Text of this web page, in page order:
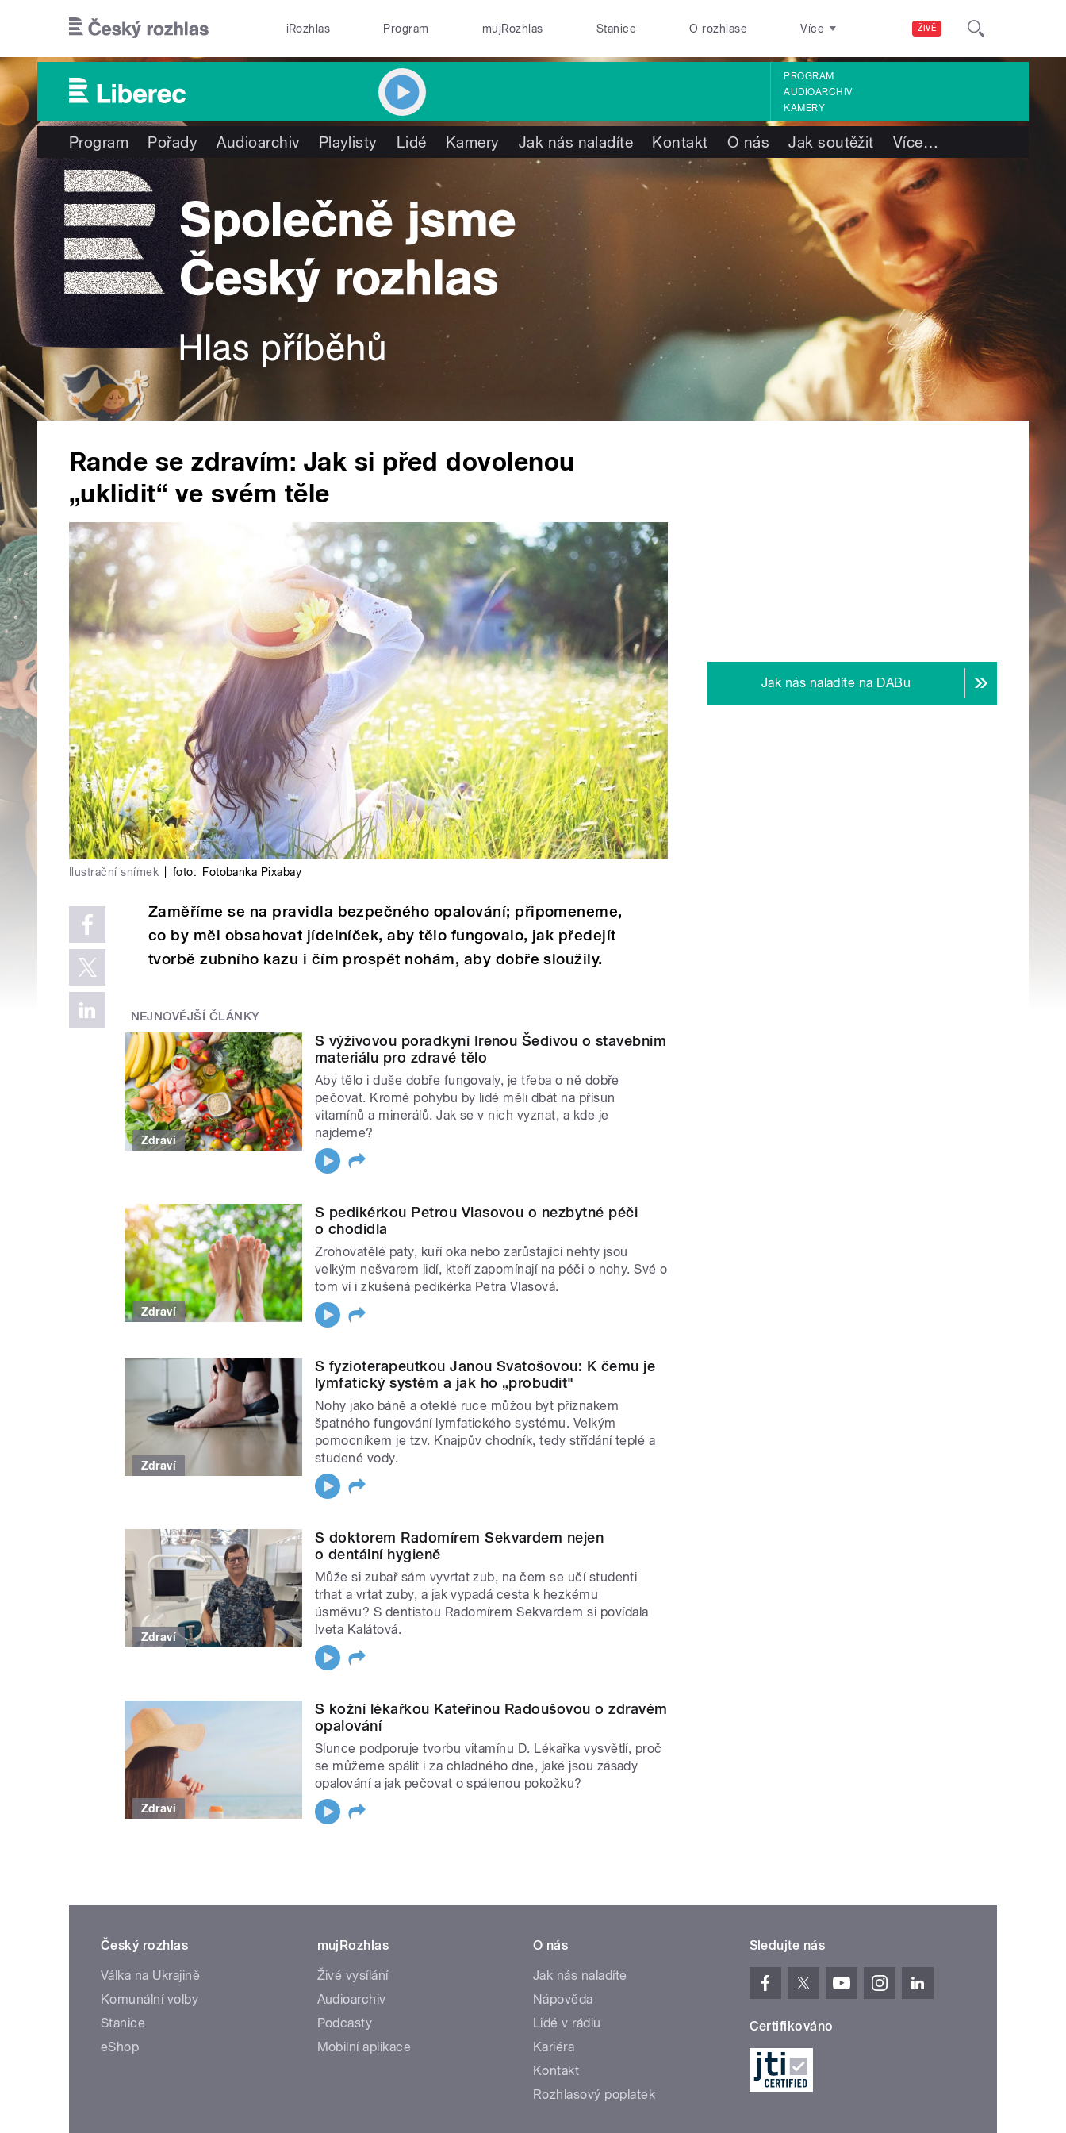
ŽIVĚ
iRozhlas Program mujRozhlas Stanice O rozhlase Více
PROGRAM
AUDIOARCHIV
KAMERY
Program Pořady Audioarchiv Playlisty Lidé Kamery Jak nás naladíte Kontakt O nás Jak soutěžit Více…
Rande se zdravím: Jak si před dovolenou
„uklidit“ ve svém těle
Ilustrační snímek foto: Fotobanka Pixabay
Zaměříme se na pravidla bezpečného opalování; připomeneme,
co by měl obsahovat jídelníček, aby tělo fungovalo, jak předejít
tvorbě zubního kazu i čím prospět nohám, aby dobře sloužily.
NEJNOVĚJŠÍ ČLÁNKY
Zdraví
S výživovou poradkyní Irenou Šedivou o stavebním
materiálu pro zdravé tělo
Aby tělo i duše dobře fungovaly, je třeba o ně dobře
pečovat. Kromě pohybu by lidé měli dbát na přísun
vitamínů a minerálů. Jak se v nich vyznat, a kde je
najdeme?
Zdraví
S pedikérkou Petrou Vlasovou o nezbytné péči
o chodidla
Zrohovatělé paty, kuří oka nebo zarůstající nehty jsou
velkým nešvarem lidí, kteří zapomínají na péči o nohy. Své o
tom ví i zkušená pedikérka Petra Vlasová.
Zdraví
S fyzioterapeutkou Janou Svatošovou: K čemu je
lymfatický systém a jak ho „probudit"
Nohy jako báně a oteklé ruce můžou být příznakem
špatného fungování lymfatického systému. Velkým
pomocníkem je tzv. Knajpův chodník, tedy střídání teplé a
studené vody.
Zdraví
S doktorem Radomírem Sekvardem nejen
o dentální hygieně
Může si zubař sám vyvrtat zub, na čem se učí studenti
trhat a vrtat zuby, a jak vypadá cesta k hezkému
úsměvu? S dentistou Radomírem Sekvardem si povídala
Iveta Kalátová.
Zdraví
S kožní lékařkou Kateřinou Radoušovou o zdravém
opalování
Slunce podporuje tvorbu vitamínu D. Lékařka vysvětlí, proč
se můžeme spálit i za chladného dne, jaké jsou zásady
opalování a jak pečovat o spálenou pokožku?
Jak nás naladíte na DABu
Český rozhlas
Válka na Ukrajině
Komunální volby
Stanice
eShop
mujRozhlas
Živé vysílání
Audioarchiv
Podcasty
Mobilní aplikace
O nás
Jak nás naladíte
Nápověda
Lidé v rádiu
Kariéra
Kontakt
Rozhlasový poplatek
Sledujte nás
Certifikováno